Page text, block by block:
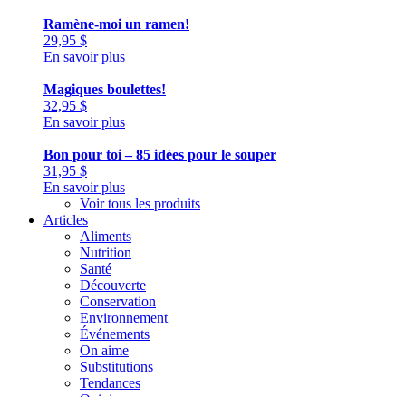
Ramène-moi un ramen!
29,95 $
En savoir plus
Magiques boulettes!
32,95 $
En savoir plus
Bon pour toi – 85 idées pour le souper
31,95 $
En savoir plus
Voir tous les produits
Articles
Aliments
Nutrition
Santé
Découverte
Conservation
Environnement
Événements
On aime
Substitutions
Tendances